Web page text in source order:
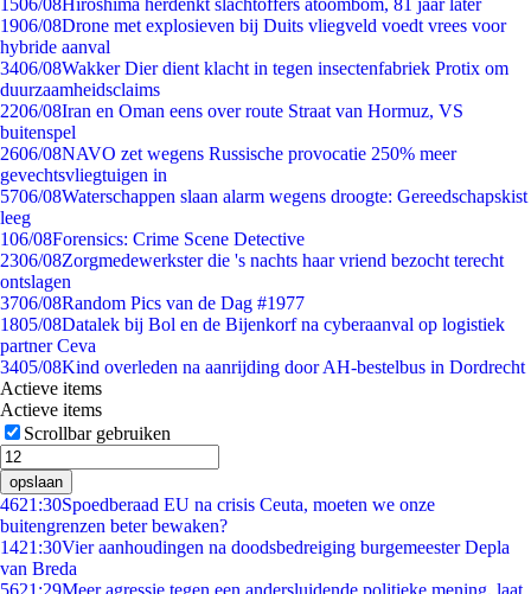
1506/08Hiroshima herdenkt slachtoffers atoombom, 81 jaar later
1906/08Drone met explosieven bij Duits vliegveld voedt vrees voor
hybride aanval
3406/08Wakker Dier dient klacht in tegen insectenfabriek Protix om
duurzaamheidsclaims
2206/08Iran en Oman eens over route Straat van Hormuz, VS
buitenspel
2606/08NAVO zet wegens Russische provocatie 250% meer
gevechtsvliegtuigen in
5706/08Waterschappen slaan alarm wegens droogte: Gereedschapskist
leeg
106/08Forensics: Crime Scene Detective
2306/08Zorgmedewerkster die 's nachts haar vriend bezocht terecht
ontslagen
3706/08Random Pics van de Dag #1977
1805/08Datalek bij Bol en de Bijenkorf na cyberaanval op logistiek
partner Ceva
3405/08Kind overleden na aanrijding door AH-bestelbus in Dordrecht
Actieve items
Actieve items
Scrollbar gebruiken
opslaan
4621:30Spoedberaad EU na crisis Ceuta, moeten we onze
buitengrenzen beter bewaken?
1421:30Vier aanhoudingen na doodsbedreiging burgemeester Depla
van Breda
5621:29Meer agressie tegen een andersluidende politieke mening, laat